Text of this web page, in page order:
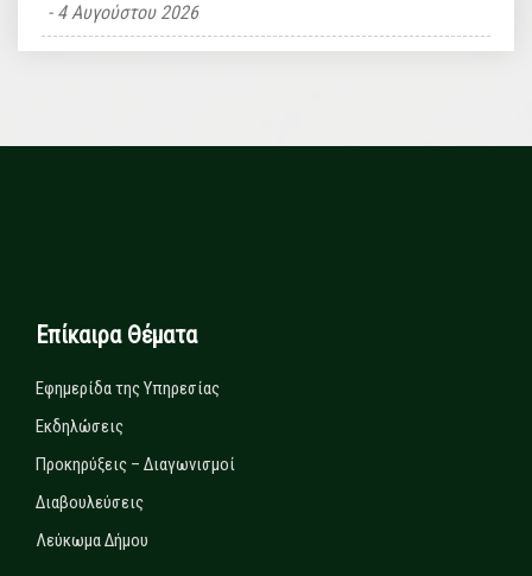
4 Αυγούστου 2026
Επίκαιρα Θέματα
Εφημερίδα της Υπηρεσίας
Εκδηλώσεις
Προκηρύξεις – Διαγωνισμοί
Διαβουλεύσεις
Λεύκωμα Δήμου